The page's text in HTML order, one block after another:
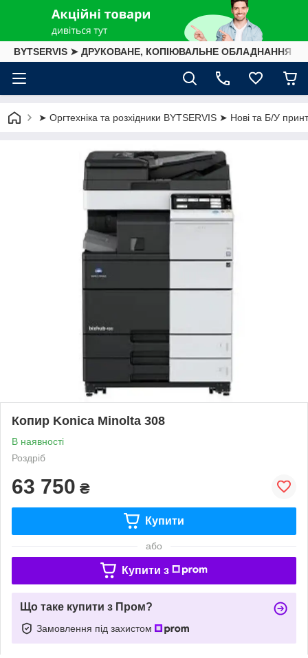
BYTSERVIS ➤ ДРУКОВАНЕ, КОПІЮВАЛЬНЕ ОБЛАДНАННЯ
➤ Оргтехніка та розхідники BYTSERVIS ➤ Нові та Б/У
Копир Konica Minolta 308
В наявності
Роздріб
63 750 ₴
Купити
або
Купити з
Що таке купити з Пром?
Замовлення під захистом